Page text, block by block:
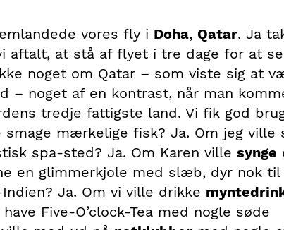
vores fly i Doha, Qatar. Ja
aftalt, at stå af flyet i tre dage for at
noget om Qatar – som viste sig at
– noget af en kontrast, når man
tredje fattigste land. Vi fik god
smage mærkelige fisk? Ja. Om jeg ville
spa-sted? Ja. Om Karen ville synge
en glimmerkjole med slæb, dyr nok til
Ja. Om vi ville drikke
Five-O’clock-Tea med nogle søde